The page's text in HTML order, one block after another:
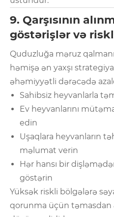
9. Qarşısının
göstərişlər və
Quduzluğa məruz
həmişə ən yaxşı
əhəmiyyətli dərəcədə
Sahibsiz heyvanlarla
Ev heyvanlarını
edin
Uşaqlara heyvanların
məlumat verin
Hər hansı bir
göstərin
Yüksək riskli bölgələrə
qorunma üçün